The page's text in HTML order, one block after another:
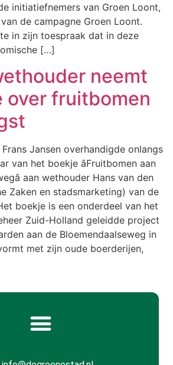
initiatiefnemers van Groen Loont,
de campagne Groen Loont.
in zijn toespraak dat in deze
[…]
neemt
over fruitbomen
Jansen overhandigde onlangs
van het boekje âFruitbomen aan
aan wethouder Hans van den
Zaken en stadsmarketing) van de
boekje is een onderdeel van het
Zuid-Holland geleidde project
aan de Bloemendaalseweg in
met zijn oude boerderijen,